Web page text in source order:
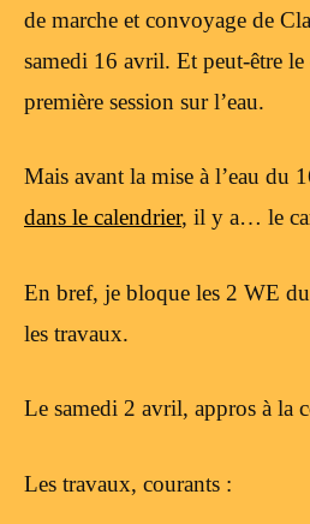
de marche et convoyage de
samedi 16 avril. Et peut-être
première session sur l’eau.
Mais avant la mise à l’eau du
dans le calendrier, il y a… le
En bref, je bloque les 2 WE
les travaux.
Le samedi 2 avril, appros à la
Les travaux, courants :